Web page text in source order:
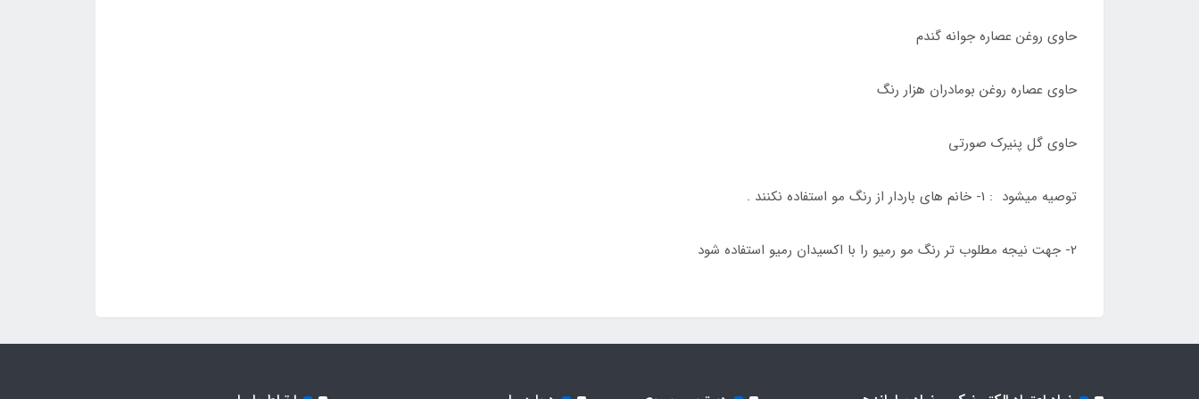
حاوی روغن عصاره جوانه گندم
حاوی عصاره روغن بومادران هزار رنگ
حاوی گل پنیرک صورتی
توصیه میشود : 1- خانم های باردار از رنگ مو استفاده نکنند .
2- جهت نیجه مطلوب تر رنگ مو رمیو را با اکسیدان رمیو استفاده شود